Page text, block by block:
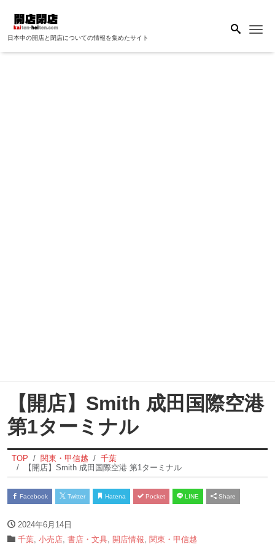
日本中の開店と閉店についての情報を集めたサイト
【開店】Smith 成田国際空港
第1ターミナル
TOP 関東・甲信越
千葉
【開店】Smith 成田国際空港 第1ターミナル
Facebook Twitter Hatena Pocket LINE Share
2024年6月14日
千葉 小売店 書店・文具 開店情報 関東・甲信越